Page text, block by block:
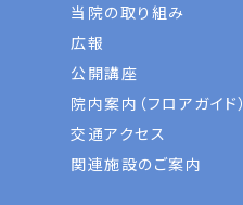
当院の取り組み
広報
公開講座
院内案内（フロアガイド）
交通アクセス
関連施設のご案内